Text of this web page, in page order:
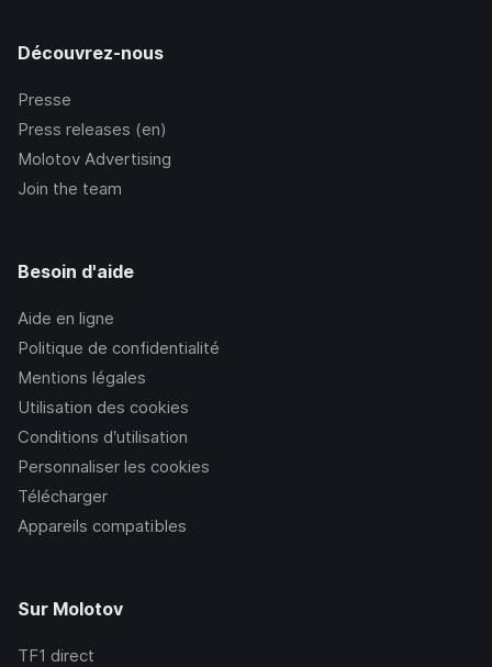
Découvrez-nous
Presse
Press releases (en)
Molotov Advertising
Join the team
Besoin d'aide
Aide en ligne
Politique de confidentialité
Mentions légales
Utilisation des cookies
Conditions d’utilisation
Personnaliser les cookies
Télécharger
Appareils compatibles
Sur Molotov
TF1 direct